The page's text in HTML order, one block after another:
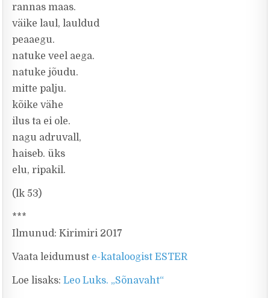
rannas maas.
väike laul, lauldud
peaaegu.
natuke veel aega.
natuke jõudu.
mitte palju.
kõike vähe
ilus ta ei ole.
nagu adruvall,
haiseb. üks
elu, ripakil.
(lk 53)
***
Ilmunud: Kirimiri 2017
Vaata leidumust e-kataloogist ESTER
Loe lisaks:Leo Luks. „Sõnavaht“